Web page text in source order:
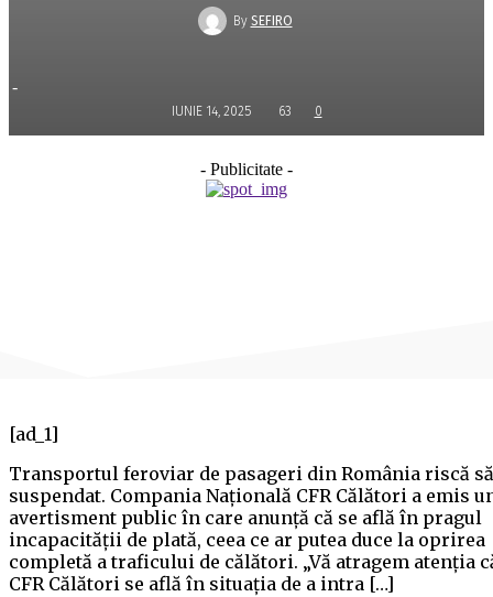
By SEFIRO
-
IUNIE 14, 2025 63 0
- Publicitate -
[ad_1]
Transportul feroviar de pasageri din România riscă
suspendat. Compania Națională CFR Călători a emis
avertisment public în care anunță că se află în pragul
incapacității de plată, ceea ce ar putea duce la oprirea
completă a traficului de călători. „Vă atragem atenția
CFR Călători se află în situația de a intra […]